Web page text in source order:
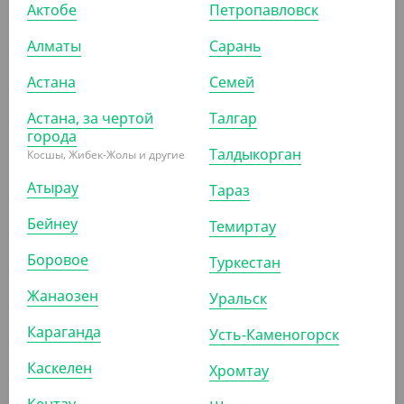
(10.40₸ /ШТ)
Вкладыш к купольному стакану, d 95 мм, СтиролПласт
УП (50)
АРТ. 1102506
Актобе
Алматы
Астана
Астана, за чертой
города
Косшы, Жибек-Жолы и другие
Атырау
Бейнеу
Боровое
Жанаозен
Караганда
Каскелен
Петропавловск
Сарань
Семей
Талгар
Талдыкорган
Тараз
Темиртау
Туркестан
Уральск
Усть-Каменогорск
Хромтау